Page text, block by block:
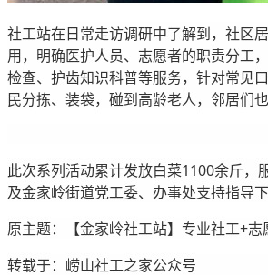
社工站在日常走访调研中了解到，社区
用，明确医护人员、志愿者的职责分工
检查、护齿知识科普等服务，针对常见
民分拣、装袋，碰到高龄老人，邻居们
此次系列活动累计发放白菜1100余斤
及金家岭街道党工委、办事处支持指导
原主题：【金家岭社工站】专业社工+
转载于：崂山社工之家公众号